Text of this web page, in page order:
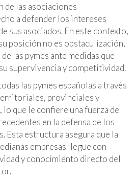
de las asociaciones
a defender los intereses
sus asociados. En este contexto,
posición no es obstaculización,
las pymes ante medidas que
supervivencia y competitividad.
las pymes españolas a través
provinciales y
que le confiere una fuerza de
en la defensa de los
Esta estructura asegura que la
empresas llegue con
y conocimiento directo del